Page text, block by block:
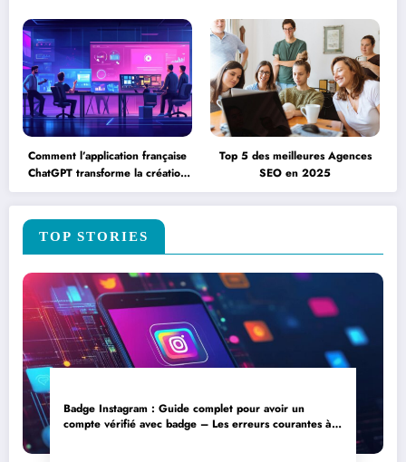
courantes à éviter lors de la
vérification
type expliqués
Comment l’application française
ChatGPT transforme la création
de contenu en entreprise
Top 5 des meilleures Agences
SEO en 2025
TOP STORIES
Badge Instagram : Guide complet pour avoir un
compte vérifié avec badge – Les erreurs courantes à